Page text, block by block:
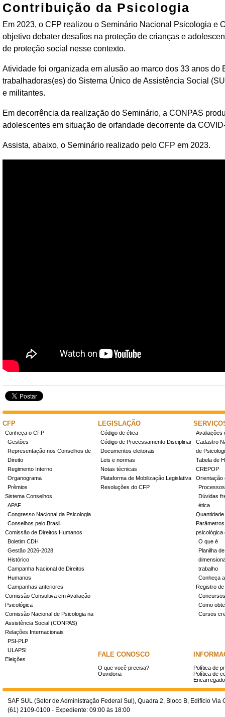
Contribuição da Psicologia
Em 2023, o CFP realizou o Seminário Nacional Psicologia e
objetivo debater desafios na proteção de crianças e
de proteção social nesse contexto.
Atividade foi organizada em alusão ao marco dos 33 anos
trabalhadoras(es) do Sistema Único de Assistência Social
e militantes.
Em decorrência da realização do Seminário, a CONPAS
adolescentes em situação de orfandade decorrente da
Assista, abaixo, o Seminário realizado pelo CFP em 2023.
CFP
Conheça o CFP
Gestões
Representação nos Conselhos de
Direito
Regimento Interno
Organograma
Prêmios
Sistema Conselhos
APAF
Congresso Nacional da Psicologia
Conselhos pelo Brasil
Comissão de Direitos Humanos
Boletim CDH
Gestão 2026-2028
Histórico
Campanha Nacional de Direitos
Humanos
Campanhas anteriores
Comissão Consultiva em Avaliação
Psicológica
Comissão Nacional de Psicologia na
Assistência Social (CONPAS)
Relações Internacionais
PSI-PLP
ULAPSI
Eleições
LEGISLAÇÃO
Código de ética
Código de Processamento Disciplinar
Documentos eleitorais
Leis e normas
Notas técnicas
Plataforma de Mobilização Legislativa
Resoluções do CFP
Avaliações
Cadastro
de
Tabela de
CREPOP
Orientação
Dúvidas
ética
psicológica
O que é
Planilha
trabalho
Conheça
Registro
Concursos
Como
Cursos
FALE CONOSCO
O que você precisa?
Ouvidoria
Política de
Política de
SAF SUL (Setor de Administração Federal Sul), Quadra 2, Bloco B, Edifício
(61) 2109-0100 - Expediente: 09:00 às 18:00